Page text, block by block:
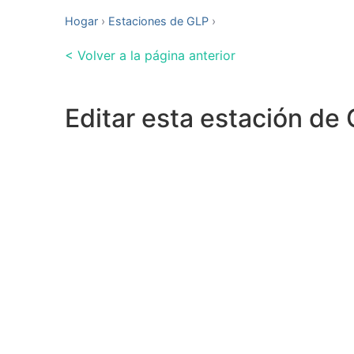
Hogar Estaciones de GLP
< Volver a la página anterior
Editar esta estación de